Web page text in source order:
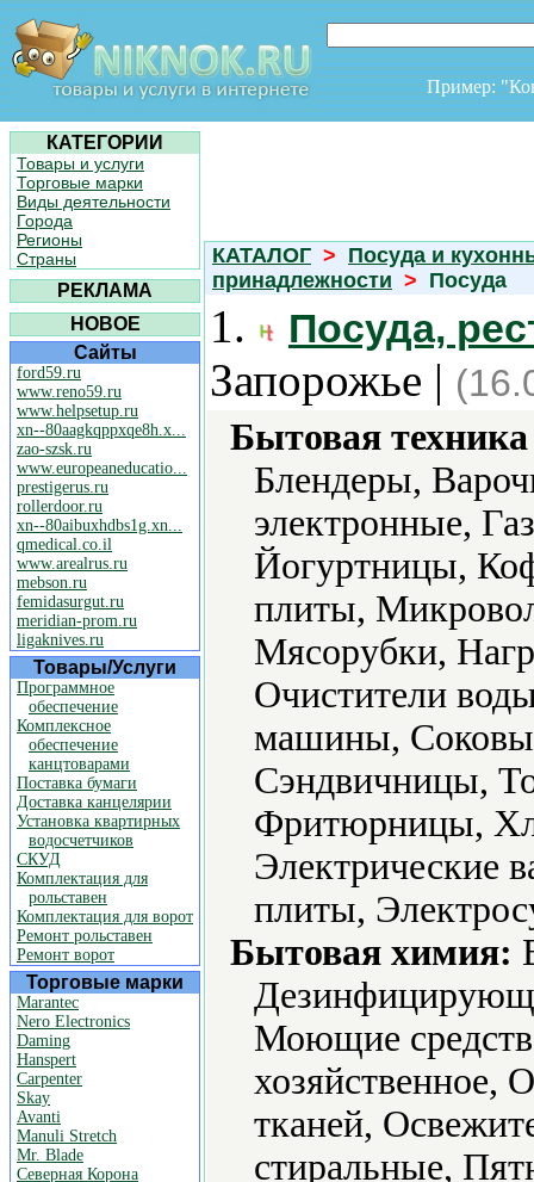
Пример:
КАТЕГОРИИ
Товары и услуги
Торговые марки
Виды деятельности
Города
Регионы
Страны
РЕКЛАМА
НОВОЕ
Сайты
ford59.ru
www.reno59.ru
www.helpsetup.ru
xn--80aagkqppxqe8h.x...
zao-szsk.ru
www.europeaneducatio...
prestigerus.ru
rollerdoor.ru
xn--80aibuxhdbs1g.xn...
qmedical.co.il
www.arealrus.ru
mebson.ru
femidasurgut.ru
meridian-prom.ru
ligaknives.ru
Товары/Услуги
Программное
обеспечение
Комплексное
обеспечение
канцтоварами
Поставка бумаги
Доставка канцелярии
Установка квартирных
водосчетчиков
СКУД
Комплектация для
рольставен
Комплектация для ворот
Ремонт рольставен
Ремонт ворот
Торговые марки
Marantec
Nero Electronics
Daming
Hanspert
Carpenter
Skay
Avanti
Manuli Stretch
Mr. Blade
Северная Корона
КАТАЛОГ > Посуда и
принадлежности > Посуда
1. Посуда,
Запорожье |
Бытовая
Блендеры,
электронные,
Йогуртницы,
плиты,
Мясорубки,
Очистители
машины,
Сэндвичницы,
Фритюрницы,
Электрические
плиты,
Бытовая химия:
Моющие
хозяйственное,
тканей,
стиральные,